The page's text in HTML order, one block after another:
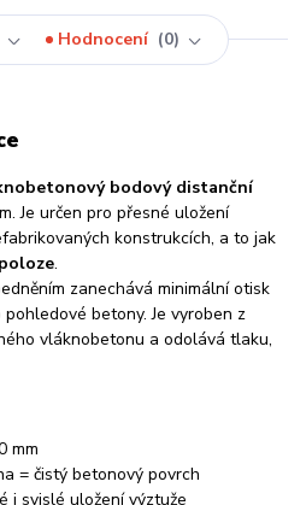
Hodnocení 0
bodový distanční
Je určen pro přesné uložení
konstrukcích, a to jak
.
zanechává minimální otisk
betony. Je vyroben z
vláknobetonu a odolává tlaku,
mm
= čistý betonový povrch
i svislé uložení výztuže